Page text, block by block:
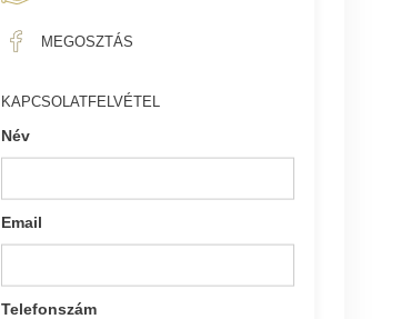
MEGOSZTÁS
KAPCSOLATFELVÉTEL
Név
Email
Telefonszám